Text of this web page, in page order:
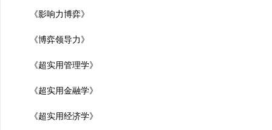
《影响力博弈》
《博弈领导力》
《超实用管理学》
《超实用金融学》
《超实用经济学》